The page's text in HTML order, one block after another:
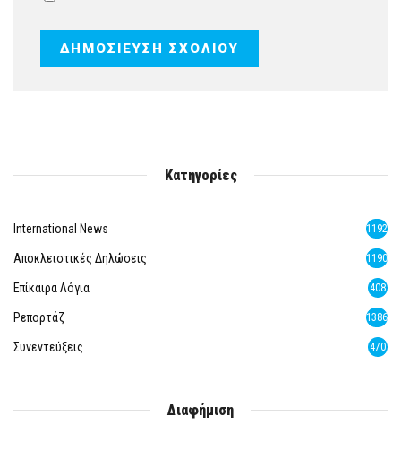
Κατηγορίες
International News 1192
Αποκλειστικές Δηλώσεις 1190
Επίκαιρα Λόγια 408
Ρεπορτάζ 1386
Συνεντεύξεις 470
Διαφήμιση